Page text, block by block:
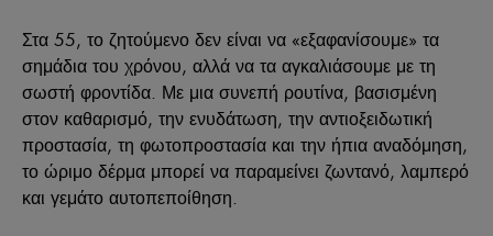
Στα 55, το ζητούμενο δεν είναι να «εξαφανίσουμε» τα
σημάδια του χρόνου, αλλά να τα αγκαλιάσουμε με τη
σωστή φροντίδα. Με μια συνεπή ρουτίνα, βασισμένη
στον καθαρισμό, την ενυδάτωση, την αντιοξειδωτική
προστασία, τη φωτοπροστασία και την ήπια αναδόμηση,
το ώριμο δέρμα μπορεί να παραμείνει ζωντανό, λαμπερό
και γεμάτο αυτοπεποίθηση.